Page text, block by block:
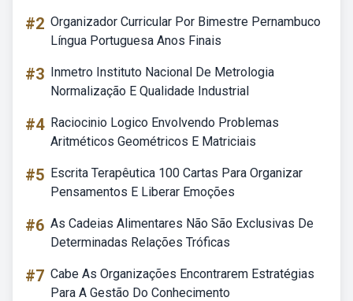
#2 Organizador Curricular Por Bimestre Pernambuco
Língua Portuguesa Anos Finais
#3 Inmetro Instituto Nacional De Metrologia
Normalização E Qualidade Industrial
#4 Raciocinio Logico Envolvendo Problemas
Aritméticos Geométricos E Matriciais
#5 Escrita Terapêutica 100 Cartas Para Organizar
Pensamentos E Liberar Emoções
#6 As Cadeias Alimentares Não São Exclusivas De
Determinadas Relações Tróficas
#7 Cabe As Organizações Encontrarem Estratégias
Para A Gestão Do Conhecimento